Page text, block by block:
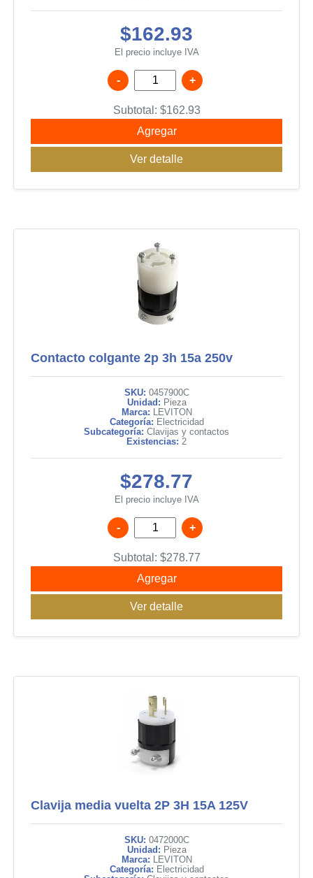
$162.93
El precio incluye IVA
- +
Subtotal: $162.93
Agregar
Ver detalle
Contacto colgante 2p 3h 15a 250v
SKU: 0457900C
Unidad: Pieza
Marca: LEVITON
Categoría: Electricidad
Subcategoría: Clavijas y contactos
Existencias: 2
$278.77
El precio incluye IVA
- +
Subtotal: $278.77
Agregar
Ver detalle
Clavija media vuelta 2P 3H 15A 125V
SKU: 0472000C
Unidad: Pieza
Marca: LEVITON
Categoría: Electricidad